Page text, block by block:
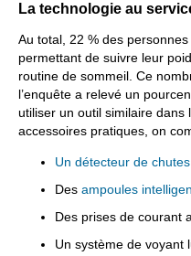
La technologie au
Au total, 22 % des
permettant de suivre leur
routine de sommeil. Ce
l’enquête a relevé un
utiliser un outil similaire
accessoires pratiques, on
Un détecteur de chutes
Des ampoules
Des prises de courant
Un système de voyant